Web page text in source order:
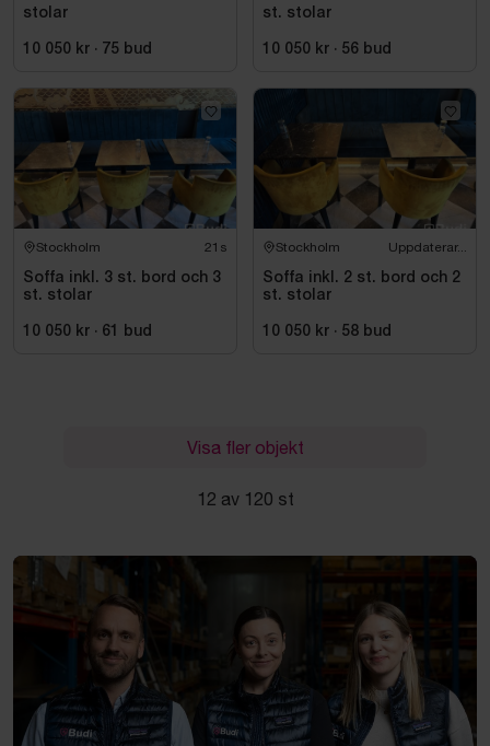
stolar
10 050 kr · 75 bud
st. stolar
10 050 kr · 56 bud
Stockholm 20s
Soffa inkl. 3 st. bord och 3
st. stolar
10 050 kr · 61 bud
Stockholm Uppdaterar...
Soffa inkl. 2 st. bord och 2
st. stolar
10 050 kr · 58 bud
Visa fler objekt
12 av 120 st